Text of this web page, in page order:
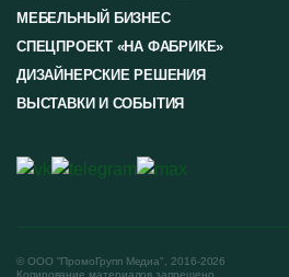
© ООО "ПромоГрупп Медиа", 2016-2026
Копирование материалов запрещено.
МЕБЕЛЬНЫЙ БИЗНЕС
СПЕЦПРОЕКТ «НА ФАБРИКЕ»
ДИЗАЙНЕРСКИЕ РЕШЕНИЯ
ВЫСТАВКИ И СОБЫТИЯ